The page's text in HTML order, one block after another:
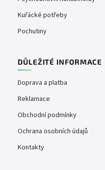
Kuřácké potřeby
Pochutiny
DŮLEŽITÉ INFORMACE
Doprava a platba
Reklamace
Obchodní podmínky
Ochrana osobních údajů
Kontakty